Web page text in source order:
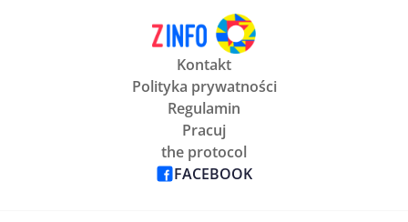
Kontakt
Polityka prywatności
Regulamin
Pracuj
the protocol
FACEBOOK